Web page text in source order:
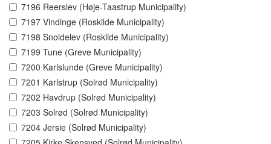
7196 Reerslev (Høje-Taastrup Municipality)
7197 Vindinge (Roskilde Municipality)
7198 Snoldelev (Roskilde Municipality)
7199 Tune (Greve Municipality)
7200 Karlslunde (Greve Municipality)
7201 Karlstrup (Solrød Municipality)
7202 Havdrup (Solrød Municipality)
7203 Solrød (Solrød Municipality)
7204 Jersie (Solrød Municipality)